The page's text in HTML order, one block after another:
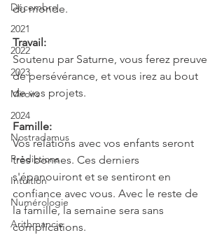
Décembre
2021
2022
2023
Miroirs
2024
Nostradamus
Prédictions
Intuition
Numérologie
Arithmancie
du monde.
Travail:
Soutenu par Saturne, vous ferez preuve
de persévérance, et vous irez au bout
de vos projets.
Famille:
Vos relations avec vos enfants seront
très bonnes. Ces derniers
s'épanouiront et se sentiront en
confiance avec vous. Avec le reste de
la famille, la semaine sera sans
complications.